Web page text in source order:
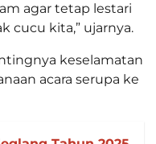
agar tetap lestari
cucu kita,” ujarnya.
keselamatan
acara serupa ke